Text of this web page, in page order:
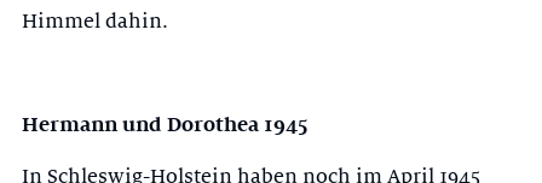
Himmel dahin.
Hermann und Dorothea 1945
In Schleswig-Holstein haben noch im April 1945